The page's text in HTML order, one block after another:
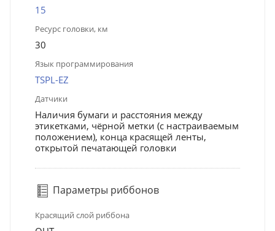
15
Ресурс головки, км
30
Язык программирования
TSPL-EZ
Датчики
Наличия бумаги и расстояния между
этикетками, чёрной метки (с настраиваемым
положением), конца красящей ленты,
открытой печатающей головки
Параметры риббонов
Красящий слой риббона